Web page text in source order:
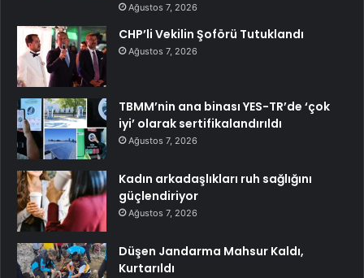
Ağustos 7, 2026
CHP’li Vekilin Şoförü Tutuklandı
Ağustos 7, 2026
TBMM’nin ana binası YES-TR’de ‘çok
iyi’ olarak sertifikalandırıldı
Ağustos 7, 2026
Kadın arkadaşlıkları ruh sağlığını
güçlendiriyor
Ağustos 7, 2026
Düşen Jandarma Mahsur Kaldı,
Kurtarıldı